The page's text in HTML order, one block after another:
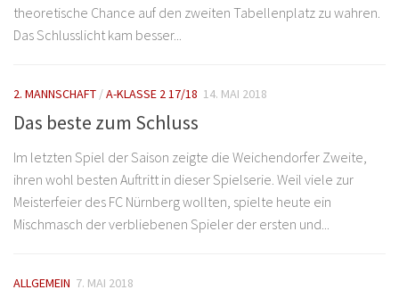
theoretische Chance auf den zweiten Tabellenplatz zu wahren.
Das Schlusslicht kam besser...
2. MANNSCHAFT /A-KLASSE 2 17/18 14. MAI 2018
Das beste zum Schluss
Im letzten Spiel der Saison zeigte die Weichendorfer Zweite,
ihren wohl besten Auftritt in dieser Spielserie. Weil viele zur
Meisterfeier des FC Nürnberg wollten, spielte heute ein
Mischmasch der verbliebenen Spieler der ersten und...
ALLGEMEIN 7. MAI 2018